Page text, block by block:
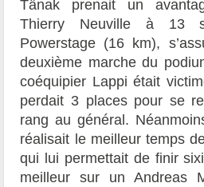
Tänak prenait un
Thierry Neuville à 13
Powerstage (16 km),
deuxième marche du
coéquipier Lappi était
perdait 3 places pour se
rang au général.
réalisait le meilleur temps
qui lui permettait de finir
meilleur sur un Andreas